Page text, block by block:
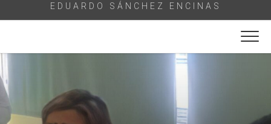
EDUARDO SÁNCHEZ ENCINAS